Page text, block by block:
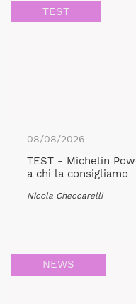
TEST
08/08/2026
TEST - Michelin
a chi la consigliamo
Nicola Checcarelli
NEWS